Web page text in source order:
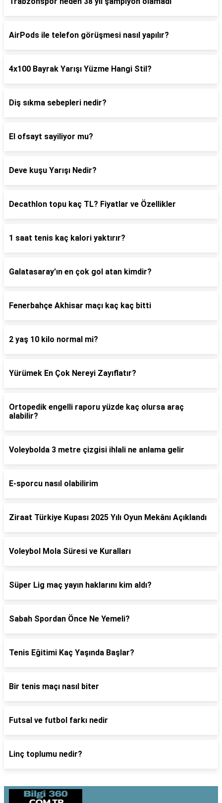
AirPods ile telefon görüşmesi nasıl yapılır?
4x100 Bayrak Yarışı Yüzme Hangi Stil?
Diş sıkma sebepleri nedir?
El ofsayt sayiliyor mu?
Deve kuşu Yarışı Nedir?
Decathlon topu kaç TL? Fiyatlar ve Özellikler
1 saat tenis kaç kalori yaktırır?
Galatasaray'ın en çok gol atan kimdir?
Fenerbahçe Akhisar maçı kaç kaç bitti
2 yaş 10 kilo normal mi?
Yürümek En Çok Nereyi Zayıflatır?
Ortopedik engelli raporu yüzde kaç olursa araç
alabilir?
Voleybolda 3 metre çizgisi ihlali ne anlama gelir
E-sporcu nasıl olabilirim
Ziraat Türkiye Kupası 2025 Yılı Oyun Mekânı Açıklandı
Voleybol Mola Süresi ve Kuralları
Süper Lig maç yayın haklarını kim aldı?
Sabah Spordan Önce Ne Yemeli?
Tenis Eğitimi Kaç Yaşında Başlar?
Bir tenis maçı nasıl biter
Futsal ve futbol farkı nedir
Linç toplumu nedir?